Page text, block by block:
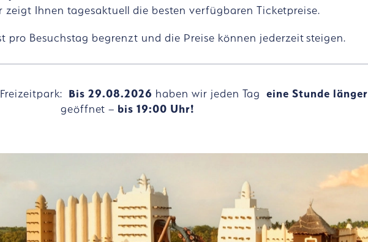
zeigt Ihnen tagesaktuell die besten verfügbaren Ticketpreise.
pro Besuchstag begrenzt und die Preise können jederzeit steigen.
Bis 29.08.2026 haben wir jeden Tag eine Stunde länger
geöffnet – bis 19:00 Uhr!